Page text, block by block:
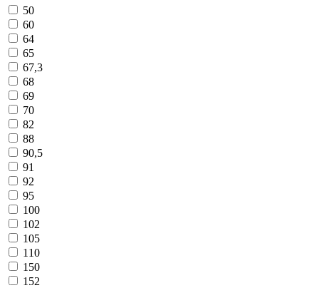
50
60
64
65
67,3
68
69
70
82
88
90,5
91
92
95
100
102
105
110
150
152